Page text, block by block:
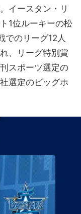
イースタン・リ
1位ルーキーの松
でのリーグ12人
、リーグ特別賞
スポーツ選定の
選定のビッグホ